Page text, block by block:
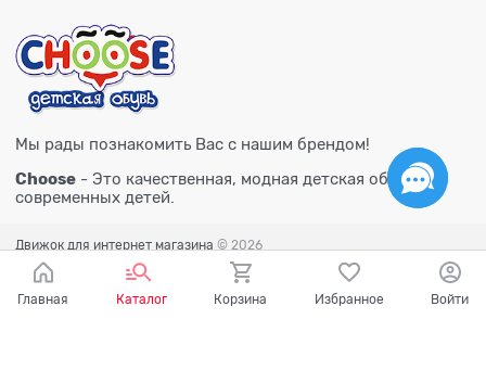
Мы рады познакомить Вас с нашим брендом!
Choose - Это качественная, модная детская обувь для
современных детей.
Движок для интернет магазина © 2026
Главная Каталог Корзина Избранное Войти